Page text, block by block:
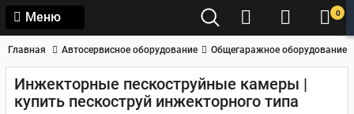
Меню 0
Главная Автосервисное оборудование Общегаражное оборудование
Инжекторные пескоструйные камеры |
купить пескоструй инжекторного типа